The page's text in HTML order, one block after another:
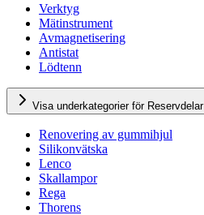
Verktyg
Mätinstrument
Avmagnetisering
Antistat
Lödtenn
Visa underkategorier för Reservdelar
Renovering av gummihjul
Silikonvätska
Lenco
Skallampor
Rega
Thorens